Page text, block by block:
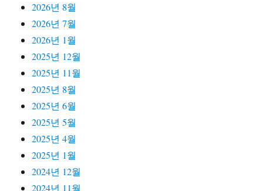
2026년 8월
2026년 7월
2026년 1월
2025년 12월
2025년 11월
2025년 8월
2025년 6월
2025년 5월
2025년 4월
2025년 1월
2024년 12월
2024년 11월